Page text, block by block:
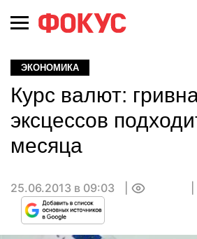
ЭКОНОМИКА
Курс валют:
эксцессов
месяца
25.06.2013 в 09:03